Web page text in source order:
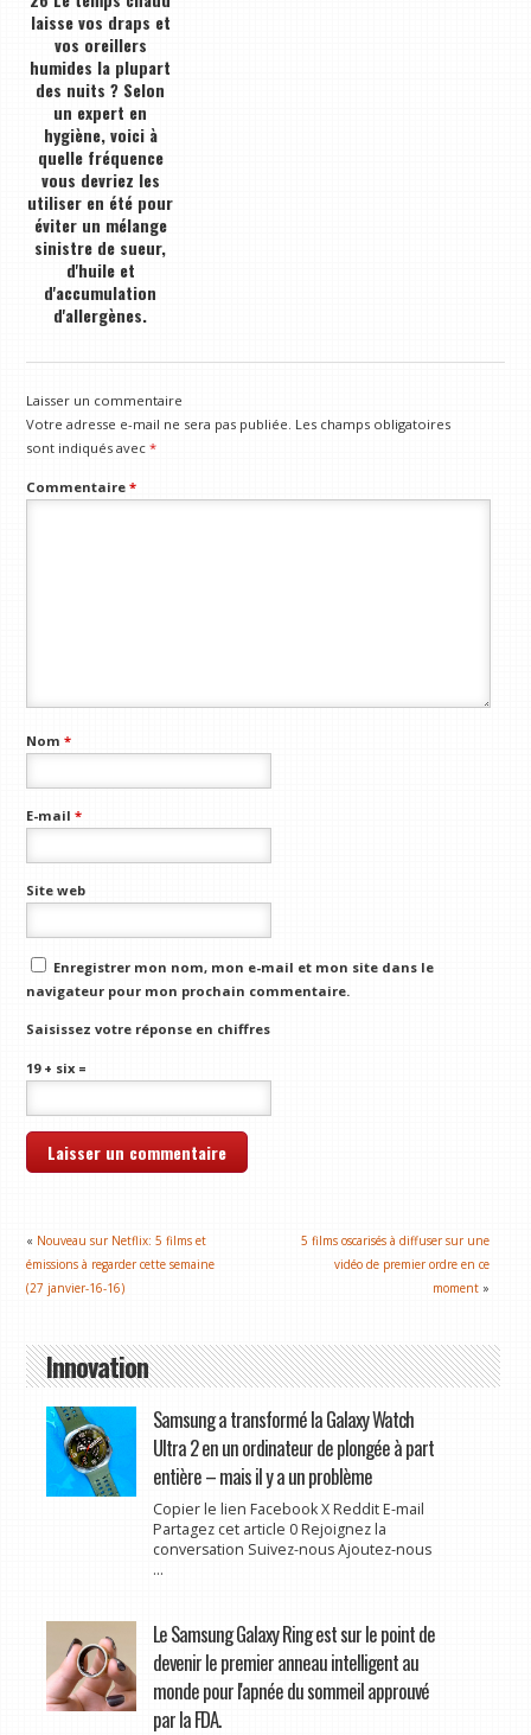
laisse vos draps et
vos oreillers
humides la plupart
des nuits ? Selon
un expert en
hygiène, voici à
quelle fréquence
vous devriez les
utiliser en été pour
éviter un mélange
sinistre de sueur,
d'huile et
d'accumulation
d'allergènes.
Laisser un commentaire
Votre adresse e-mail ne sera pas publiée. Les champs obligatoires
sont indiqués avec*
Commentaire*
Nom*
E-mail*
Site web
Enregistrer mon nom, mon e-mail et mon site dans le
navigateur pour mon prochain commentaire.
Saisissez votre réponse en chiffres
19 + six =
« Nouveau sur Netflix: 5 films et
émissions à regarder cette semaine
(27 janvier-16-16)
5 films oscarisés à diffuser sur une
vidéo de premier ordre en ce
moment »
Innovation
Samsung a transformé la Galaxy Watch
Ultra 2 en un ordinateur de plongée à part
entière – mais il y a un problème
Copier le lien Facebook X Reddit E-mail
Partagez cet article 0 Rejoignez la
conversation Suivez-nous Ajoutez-nous
...
Le Samsung Galaxy Ring est sur le point de
devenir le premier anneau intelligent au
monde pour l'apnée du sommeil approuvé
par la FDA.